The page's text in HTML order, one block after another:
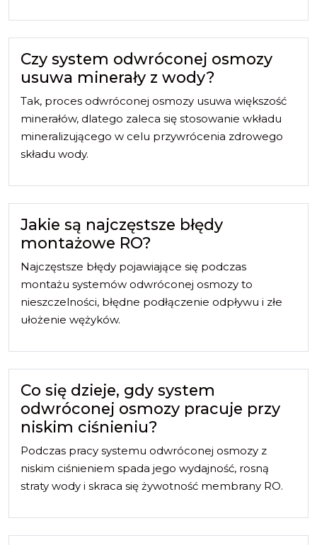
Czy system odwróconej osmozy
usuwa minerały z wody?
Tak, proces odwróconej osmozy usuwa większość
minerałów, dlatego zaleca się stosowanie wkładu
mineralizującego w celu przywrócenia zdrowego
składu wody.
Jakie są najczęstsze błędy
montażowe RO?
Najczęstsze błędy pojawiające się podczas
montażu systemów odwróconej osmozy to
nieszczelności, błędne podłączenie odpływu i złe
ułożenie wężyków.
Co się dzieje, gdy system
odwróconej osmozy pracuje przy
niskim ciśnieniu?
Podczas pracy systemu odwróconej osmozy z
niskim ciśnieniem spada jego wydajność, rosną
straty wody i skraca się żywotność membrany RO.